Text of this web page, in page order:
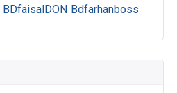
BDfaisalDON Bdfarhanboss